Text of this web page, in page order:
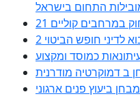
התחום בישראל
במרחבים קוליים
לדיני חופש הביטוי 2
כמוסד ומקצוע
ב דמוקרטיה מודרנית
מבחן ביעוץ פנים ארגוני